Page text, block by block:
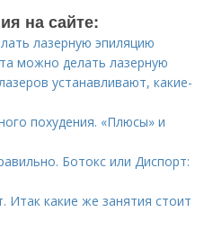
на сайте:
лазерную эпиляцию
можно делать лазерную
устанавливают, какие-
похудения. «Плюсы» и
Ботокс или Диспорт:
Итак какие же занятия стоит